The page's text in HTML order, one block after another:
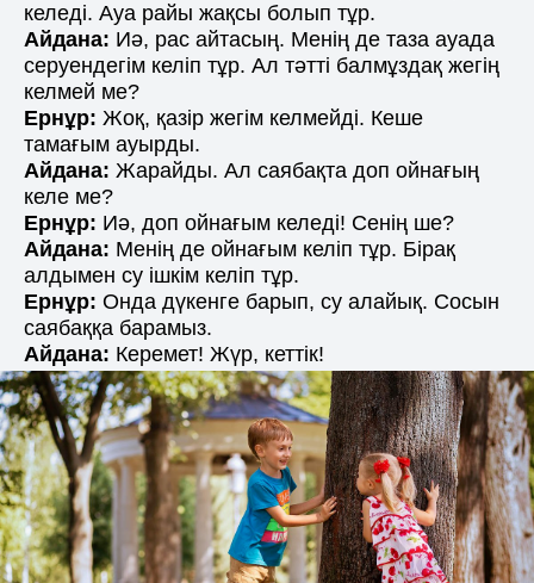
келеді. Ауа райы жақсы болып тұр.
Айдана: Иә, рас айтасың. Менің де таза ауада
серуендегім келіп тұр. Ал тәтті балмұздақ жегің
келмей ме?
Ернұр: Жоқ, қазір жегім келмейді. Кеше
тамағым ауырды.
Айдана: Жарайды. Ал саябақта доп ойнағың
келе ме?
Ернұр: Иә, доп ойнағым келеді! Сенің ше?
Айдана: Менің де ойнағым келіп тұр. Бірақ
алдымен су ішкім келіп тұр.
Ернұр: Онда дүкенге барып, су алайық. Сосын
саябаққа барамыз.
Айдана: Керемет! Жүр, кеттік!